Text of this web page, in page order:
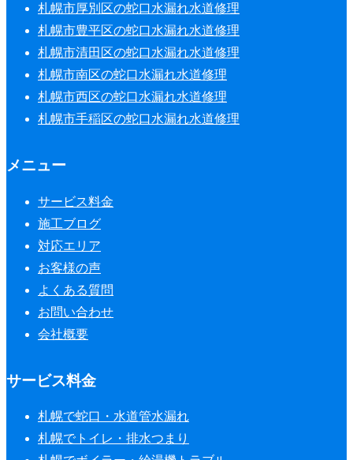
札幌市厚別区の蛇口水漏れ水道修理
札幌市豊平区の蛇口水漏れ水道修理
札幌市清田区の蛇口水漏れ水道修理
札幌市南区の蛇口水漏れ水道修理
札幌市西区の蛇口水漏れ水道修理
札幌市手稲区の蛇口水漏れ水道修理
メニュー
サービス料金
施工ブログ
対応エリア
お客様の声
よくある質問
お問い合わせ
会社概要
サービス料金
札幌で蛇口・水道管水漏れ
札幌でトイレ・排水つまり